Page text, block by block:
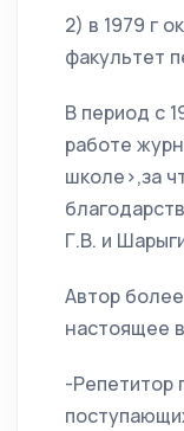
2) в 1979 г
факультет
В период с
работе
школе>,за
Г.В. и
Автор
настоящее
-Репетитор